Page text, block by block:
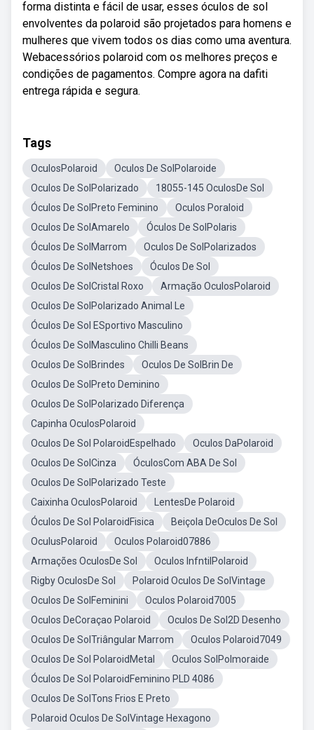
forma distinta e fácil de usar, esses óculos de sol
envolventes da polaroid são projetados para homens e
mulheres que vivem todos os dias como uma aventura.
Webacessórios polaroid com os melhores preços e
condições de pagamentos. Compre agora na dafiti
entrega rápida e segura.
Tags
OculosPolaroid
Oculos De SolPolaroide
Oculos De SolPolarizado
18055-145 OculosDe Sol
Óculos De SolPreto Feminino
Oculos Poraloid
Oculos De SolAmarelo
Óculos De SolPolaris
Óculos De SolMarrom
Oculos De SolPolarizados
Óculos De SolNetshoes
Óculos De Sol
Oculos De SolCristal Roxo
Armação OculosPolaroid
Oculos De SolPolarizado Animal Le
Óculos De Sol ESportivo Masculino
Óculos De SolMasculino Chilli Beans
Oculos De SolBrindes
Oculos De SolBrin De
Oculos De SolPreto Deminino
Oculos De SolPolarizado Diferença
Capinha OculosPolaroid
Oculos De Sol PolaroidEspelhado
Oculos DaPolaroid
Oculos De SolCinza
ÓculosCom ABA De Sol
Oculos De SolPolarizado Teste
Caixinha OculosPolaroid
LentesDe Polaroid
Óculos De Sol PolaroidFisica
Beiçola DeOculos De Sol
OculusPolaroid
Oculos Polaroid07886
Armações OculosDe Sol
Oculos InfntilPolaroid
Rigby OculosDe Sol
Polaroid Oculos De SolVintage
Oculos De SolFeminini
Oculos Polaroid7005
Oculos DeCoraçao Polaroid
Oculos De Sol2D Desenho
Oculos De SolTriângular Marrom
Oculos Polaroid7049
Oculos De Sol PolaroidMetal
Oculos SolPolmoraide
Óculos De Sol PolaroidFeminino PLD 4086
Oculos De SolTons Frios E Preto
Polaroid Oculos De SolVintage Hexagono